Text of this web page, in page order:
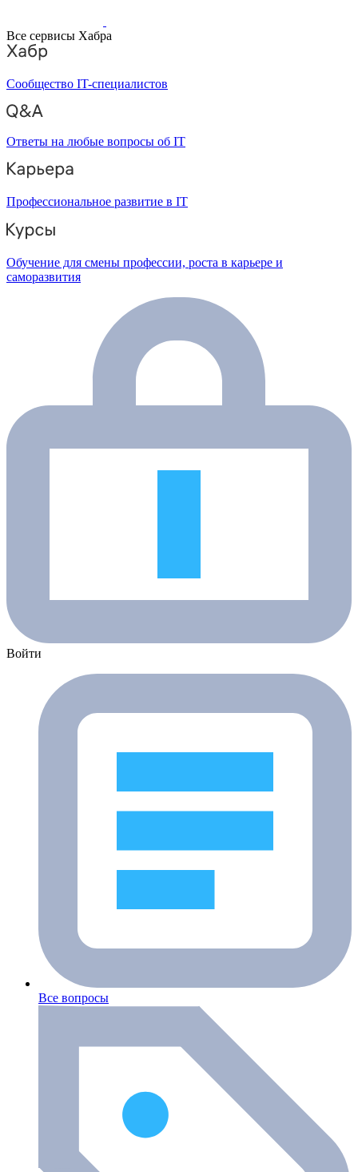
Все сервисы Хабра
Сообщество IT-специалистов
Ответы на любые вопросы об IT
Профессиональное развитие в IT
Обучение для смены профессии, роста в карьере и
саморазвития
Войти
Все вопросы